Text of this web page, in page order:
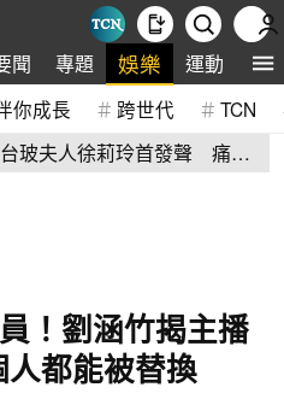
聞 專題 娛樂 運動 全
你成長 跨世代 TCN
玻夫人徐莉玲首發聲 痛揭
！劉涵竹揭主播
都能被替換